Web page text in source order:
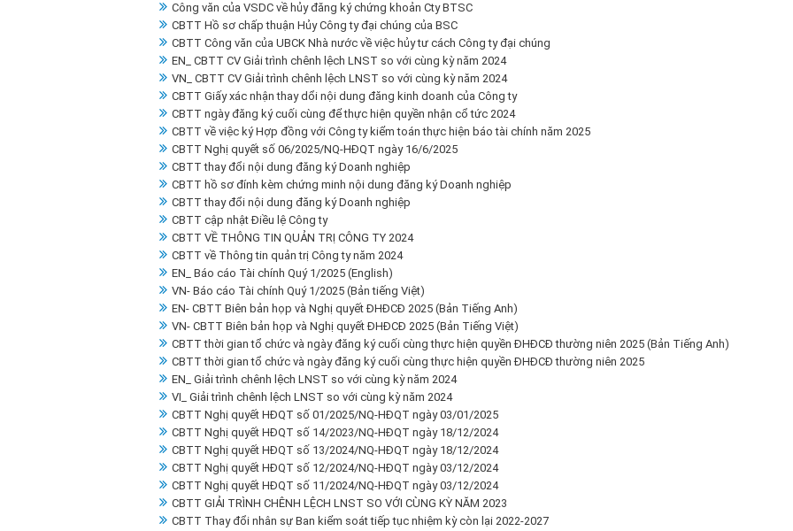
Công văn của VSDC về hủy đăng ký chứng khoản Cty BTSC
CBTT Hồ sơ chấp thuận Hủy Công ty đại chúng của BSC
CBTT Công văn của UBCK Nhà nước về việc hủy tư cách Công ty đại chúng
EN_ CBTT CV Giải trình chênh lệch LNST so với cùng kỳ năm 2024
VN_ CBTT CV Giải trình chênh lệch LNST so với cùng kỳ năm 2024
CBTT Giấy xác nhận thay dổi nội dung đăng kinh doanh của Công ty
CBTT ngày đăng ký cuối cùng để thực hiện quyền nhận cổ tức 2024
CBTT về việc ký Hợp đồng với Công ty kiểm toán thực hiện báo tài chính năm 2025
CBTT Nghị quyết số 06/2025/NQ-HĐQT ngày 16/6/2025
CBTT thay đổi nội dung đăng ký Doanh nghiệp
CBTT hồ sơ đính kèm chứng minh nội dung đăng ký Doanh nghiệp
CBTT thay đổi nội dung đăng ký Doanh nghiệp
CBTT cập nhật Điều lệ Công ty
CBTT VỀ THÔNG TIN QUẢN TRỊ CÔNG TY 2024
CBTT về Thông tin quản trị Công ty năm 2024
EN_ Báo cáo Tài chính Quý 1/2025 (English)
VN- Báo cáo Tài chính Quý 1/2025 (Bản tiếng Việt)
EN- CBTT Biên bản họp và Nghị quyết ĐHĐCĐ 2025 (Bản Tiếng Anh)
VN- CBTT Biên bản họp và Nghị quyết ĐHĐCĐ 2025 (Bản Tiếng Việt)
CBTT thời gian tổ chức và ngày đăng ký cuối cùng thực hiện quyền ĐHĐCĐ thường niên 2025 (Bản Tiếng Anh)
CBTT thời gian tổ chức và ngày đăng ký cuối cùng thực hiện quyền ĐHĐCĐ thường niên 2025
EN_ Giải trình chênh lệch LNST so với cùng kỳ năm 2024
VI_ Giải trình chênh lệch LNST so với cùng kỳ năm 2024
CBTT Nghị quyết HĐQT số 01/2025/NQ-HĐQT ngày 03/01/2025
CBTT Nghị quyết HĐQT số 14/2023/NQ-HĐQT ngày 18/12/2024
CBTT Nghị quyết HĐQT số 13/2024/NQ-HĐQT ngày 18/12/2024
CBTT Nghị quyết HĐQT số 12/2024/NQ-HĐQT ngày 03/12/2024
CBTT Nghị quyết HĐQT số 11/2024/NQ-HĐQT ngày 03/12/2024
CBTT GIẢI TRÌNH CHÊNH LỆCH LNST SO VỚI CÙNG KỲ NĂM 2023
CBTT Thay đổi nhân sự Ban kiểm soát tiếp tục nhiệm kỳ còn lại 2022-2027